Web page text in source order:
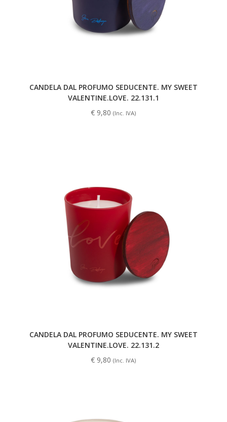
CANDELA DAL PROFUMO SEDUCENTE. MY SWEET
VALENTINE.LOVE. 22.131.1
€ 9,80 (Inc. IVA)
CANDELA DAL PROFUMO SEDUCENTE. MY SWEET
VALENTINE.LOVE. 22.131.2
€ 9,80 (Inc. IVA)